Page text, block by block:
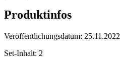
Produktinfos
Veröffentlichungsdatum: 25.11.2022
Set-Inhalt: 2